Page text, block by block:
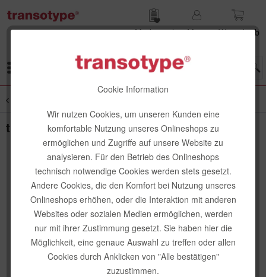
Merk­zettel
Mein
Waren­korb
Cookie Information
Wir nutzen Cookies, um unseren Kunden eine
komfortable Nutzung unseres Onlineshops zu
ermöglichen und Zugriffe auf unsere Website zu
analysieren. Für den Betrieb des Onlineshops
technisch notwendige Cookies werden stets gesetzt.
Andere Cookies, die den Komfort bei Nutzung unseres
Onlineshops erhöhen, oder die Interaktion mit anderen
Websites oder sozialen Medien ermöglichen, werden
nur mit ihrer Zustimmung gesetzt. Sie haben hier die
Möglichkeit, eine genaue Auswahl zu treffen oder allen
Cookies durch Anklicken von "Alle bestätigen"
zuzustimmen.
transotype senseBag Ordnermäppchen